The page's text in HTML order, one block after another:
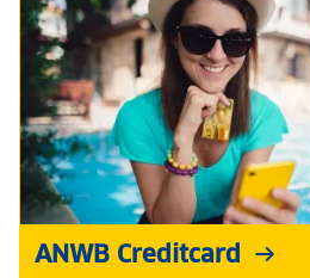
ANWB Creditcard